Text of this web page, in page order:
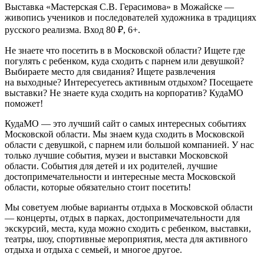
Выставка «Мастерская С.В. Герасимова» в Можайске —
живопись учеников и последователей художника в традициях
русского реализма. Вход 80 ₽, 6+.
Не знаете что посетить в в Московской области? Ищете где
погулять с ребенком, куда сходить с парнем или девушкой?
Выбираете место для свидания? Ищете развлечения
на выходные? Интересуетесь активным отдыхом? Посещаете
выставки? Не знаете куда сходить на корпоратив? КудаМО
поможет!
КудаМО — это лучший сайт о самых интересных событиях
Московской области. Мы знаем куда сходить в Московской
области с девушкой, с парнем или большой компанией. У нас
только лучшие события, музеи и выставки Московской
области. События для детей и их родителей, лучшие
достопримечательности и интересные места Московской
области, которые обязательно стоит посетить!
Мы советуем любые варианты отдыха в Московской области
— концерты, отдых в парках, достопримечательности для
экскурсий, места, куда можно сходить с ребенком, выставки,
театры, шоу, спортивные мероприятия, места для активного
отдыха и отдыха с семьей, и многое другое.